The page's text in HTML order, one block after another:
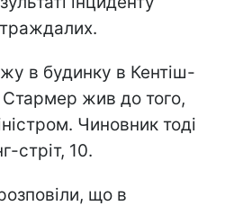
в будинку в Кентіш-
жив до того,
Чиновник тоді
стріт, 10.
що в